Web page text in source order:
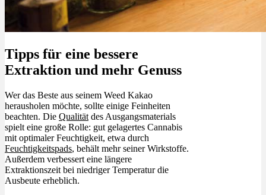
Tipps für eine bessere
Extraktion und mehr Genuss
Wer das Beste aus seinem Weed Kakao
herausholen möchte, sollte einige Feinheiten
beachten. Die Qualität des Ausgangsmaterials
spielt eine große Rolle: gut gelagertes Cannabis
mit optimaler Feuchtigkeit, etwa durch
Feuchtigkeitspads, behält mehr seiner Wirkstoffe.
Außerdem verbessert eine längere
Extraktionszeit bei niedriger Temperatur die
Ausbeute erheblich.